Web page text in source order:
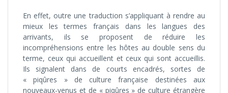
En effet, outre une traduction s’appliquant à rendre au
mieux les termes français dans les langues des
arrivants, ils se proposent de réduire les
incompréhensions entre les hôtes au double sens du
terme, ceux qui accueillent et ceux qui sont accueillis.
Ils signalent dans de courts encadrés, sortes de
« piqûres » de culture française destinées aux
nouveaux-venus et de « piqûres » de culture étrangère